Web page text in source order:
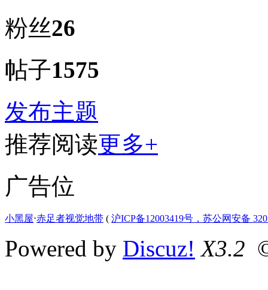
粉丝26
帖子1575
发布主题
推荐阅读更多+
广告位
小黑屋⋅赤足者视觉地带 ( 沪ICP备12003419号，苏公网安备
Powered by Discuz! X3.2